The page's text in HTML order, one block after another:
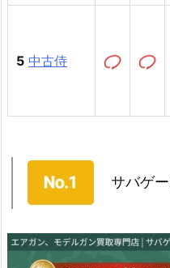
5 中古侍
サバゲー